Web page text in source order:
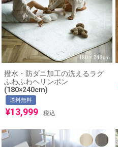
撥水・防ダニ加工の洗えるラグ
ふわふわヘリンボン
(180×240cm)
送料無料
¥13,999 税込